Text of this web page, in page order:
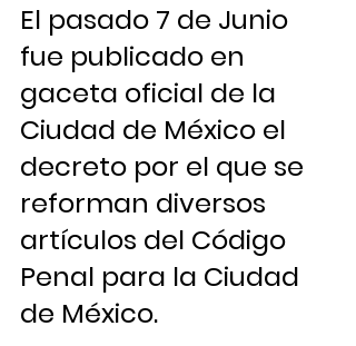
El pasado 7 de Junio
fue publicado en
gaceta oficial de la
Ciudad de México el
decreto por el que se
reforman diversos
artículos del Código
Penal para la Ciudad
de México.